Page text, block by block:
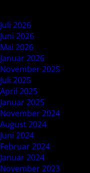
Juli 2026
Juni 2026
Mai 2026
Januar 2026
November 2025
Juli 2025
April 2025
Januar 2025
November 2024
August 2024
Juni 2024
Februar 2024
Januar 2024
November 2023